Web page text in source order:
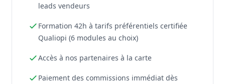
leads vendeurs
Formation 42h à tarifs préférentiels certifiée
Qualiopi (6 modules au choix)
Accès à nos partenaires à la carte
Paiement des commissions immédiat dès